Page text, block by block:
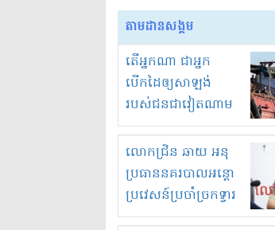
តាមដានសង្គម
តើអ្នកណា ជាអ្នក
បើកដៃឲ្យសាឡង់
របស់ជនជាវៀតណាម
ចូល មកខុស
ច្បាប់លួចបូមខ្សាច់នៅ
ក្នុងប្រទេសកម្ពុជា
លោកជ្រិន ឆាយ អនុ
ប្រធាននគរបាលអន្តោ
ប្រវេសន៍ប្រចាំច្រកទ្វារ
ព្រំដែនភ្នំឌិន និងឈ្មួញ